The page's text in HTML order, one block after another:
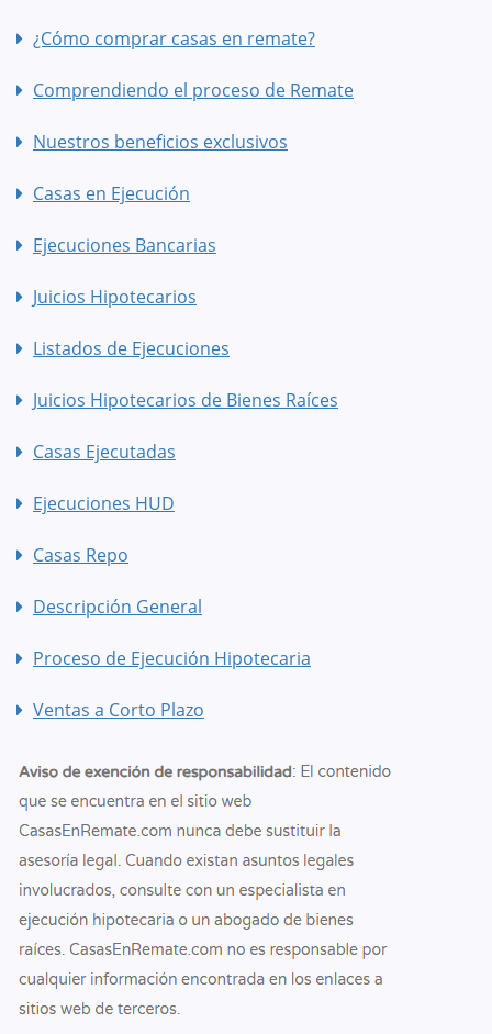
¿Cómo comprar casas en remate?
Comprendiendo el proceso de Remate
Nuestros beneficios exclusivos
Casas en Ejecución
Ejecuciones Bancarias
Juicios Hipotecarios
Listados de Ejecuciones
Juicios Hipotecarios de Bienes Raíces
Casas Ejecutadas
Ejecuciones HUD
Casas Repo
Descripción General
Proceso de Ejecución Hipotecaria
Ventas a Corto Plazo